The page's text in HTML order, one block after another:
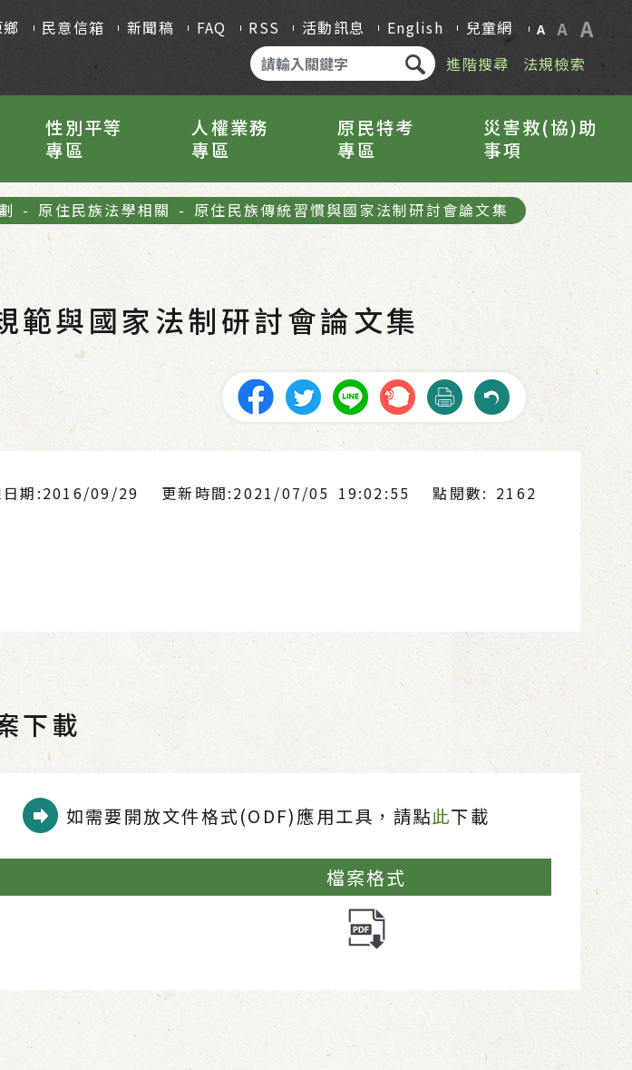
民意信箱 新聞稿 FAQ RSS 活動訊息 English 兒童網 A A A
進階搜尋 法規檢索
性別平等
專區
人權業務
專區
原民特考
專區
災害救(協)助
事項
- 原住民族法學相關 - 原住民族傳統習慣與國家法制研討會論文集
範與國家法制研討會論文集
日期:2016/09/29 更新時間:2021/07/05 19:02:55 點閱數: 2162
下載
如需要開放文件格式(ODF)應用工具，請點此下載
檔案格式